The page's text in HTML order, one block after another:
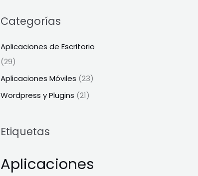
Categorías
Aplicaciones de Escritorio
(29)
Aplicaciones Móviles (23)
Wordpress y Plugins (21)
Etiquetas
Aplicaciones